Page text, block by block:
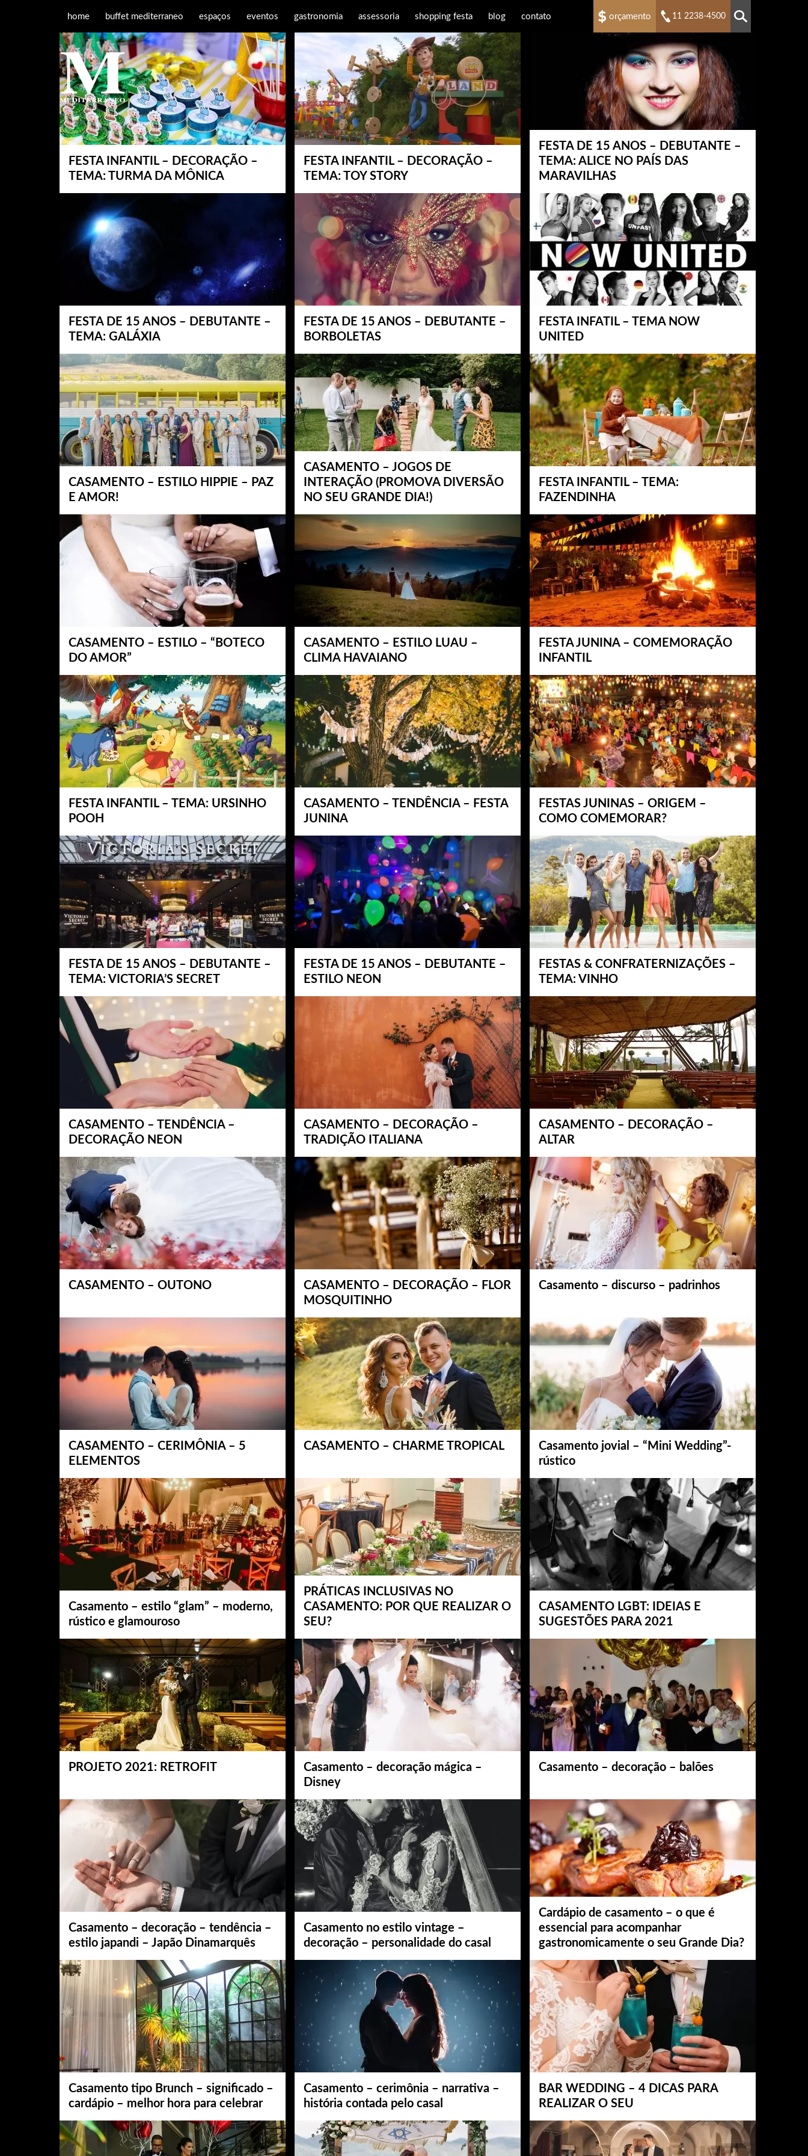
home buffet mediterraneo espaços eventos gastronomia assessoria shopping festa blog contato orçamento 11 2238-4500
FESTA INFANTIL – DECORAÇÃO –
TEMA: TURMA DA MÔNICA
FESTA INFANTIL – DECORAÇÃO –
TEMA: TOY STORY
FESTA DE 15 ANOS – DEBUTANTE –
TEMA: ALICE NO PAÍS DAS
MARAVILHAS
FESTA DE 15 ANOS – DEBUTANTE –
TEMA: GALÁXIA
FESTA DE 15 ANOS – DEBUTANTE –
BORBOLETAS
FESTA INFATIL – TEMA NOW
UNITED
CASAMENTO – ESTILO HIPPIE – PAZ
E AMOR!
CASAMENTO – JOGOS DE
INTERAÇÃO (PROMOVA DIVERSÃO
NO SEU GRANDE DIA!)
FESTA INFANTIL – TEMA:
FAZENDINHA
CASAMENTO – ESTILO – “BOTECO
DO AMOR”
CASAMENTO – ESTILO LUAU –
CLIMA HAVAIANO
FESTA JUNINA – COMEMORAÇÃO
INFANTIL
FESTA INFANTIL – TEMA: URSINHO
POOH
CASAMENTO – TENDÊNCIA – FESTA
JUNINA
FESTAS JUNINAS – ORIGEM –
COMO COMEMORAR?
FESTA DE 15 ANOS – DEBUTANTE –
TEMA: VICTORIA’S SECRET
FESTA DE 15 ANOS – DEBUTANTE –
ESTILO NEON
FESTAS & CONFRATERNIZAÇÕES –
TEMA: VINHO
CASAMENTO – TENDÊNCIA –
DECORAÇÃO NEON
CASAMENTO – DECORAÇÃO –
TRADIÇÃO ITALIANA
CASAMENTO – DECORAÇÃO –
ALTAR
CASAMENTO – OUTONO
CASAMENTO – DECORAÇÃO – FLOR
MOSQUITINHO
Casamento – discurso – padrinhos
CASAMENTO – CERIMÔNIA – 5
ELEMENTOS
CASAMENTO – CHARME TROPICAL
Casamento jovial – “Mini Wedding”-
rústico
Casamento – estilo “glam” – moderno,
rústico e glamouroso
PRÁTICAS INCLUSIVAS NO
CASAMENTO: POR QUE REALIZAR O
SEU?
CASAMENTO LGBT: IDEIAS E
SUGESTÕES PARA 2021
PROJETO 2021: RETROFIT
Casamento – decoração mágica –
Disney
Casamento – decoração – balões
Casamento – decoração – tendência –
estilo japandi – Japão Dinamarquês
Casamento no estilo vintage –
decoração – personalidade do casal
Cardápio de casamento – o que é
essencial para acompanhar
gastronomicamente o seu Grande Dia?
Casamento tipo Brunch – significado –
cardápio – melhor hora para celebrar
Casamento – cerimônia – narrativa –
história contada pelo casal
BAR WEDDING – 4 DICAS PARA
REALIZAR O SEU